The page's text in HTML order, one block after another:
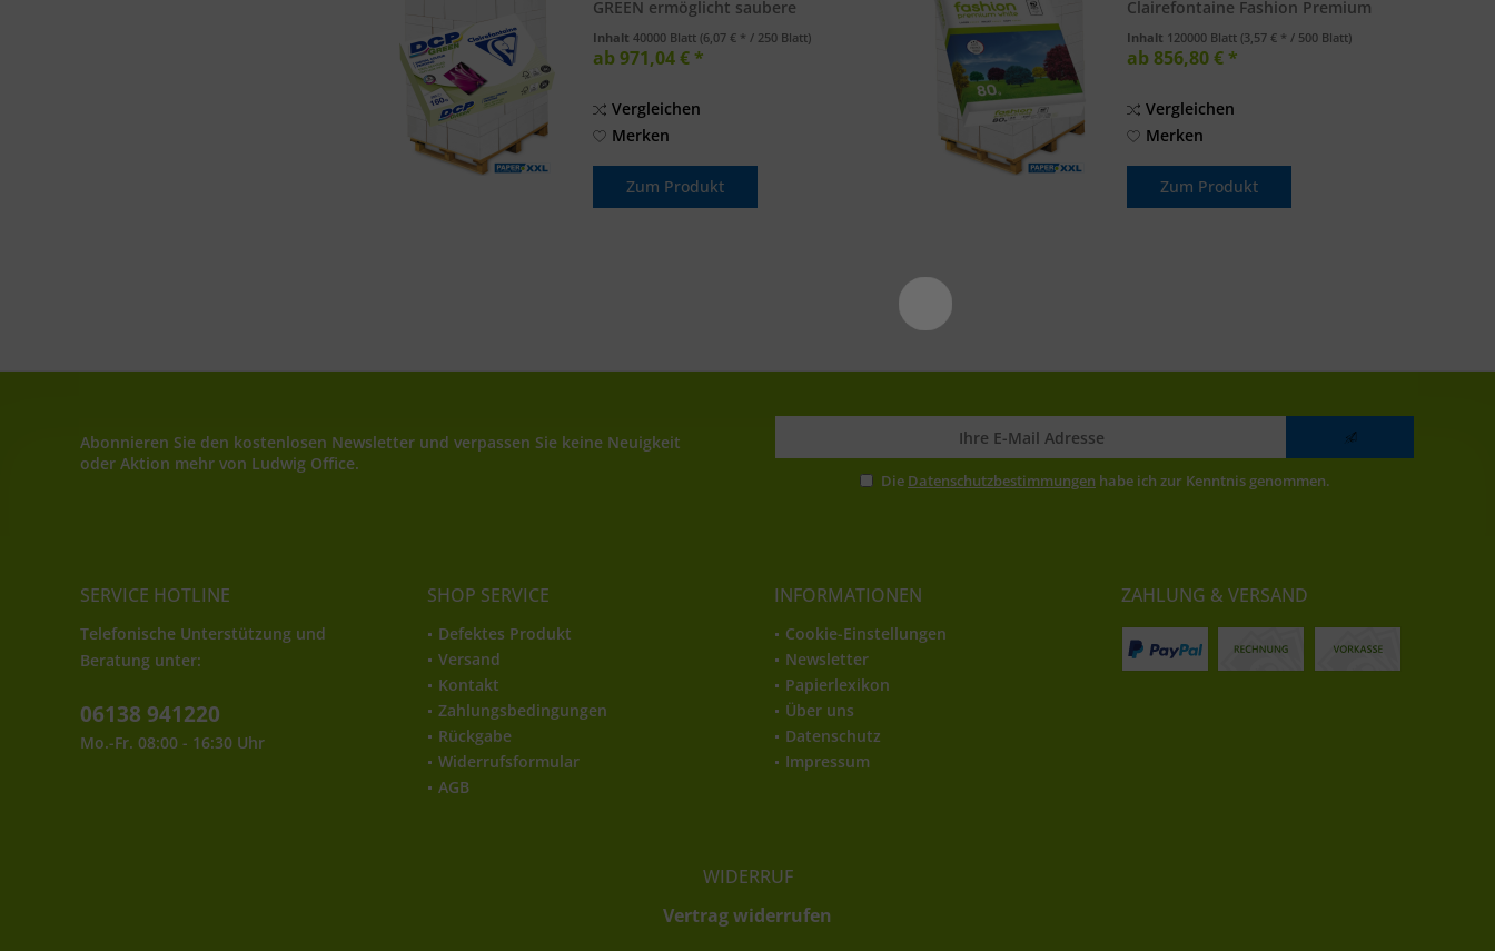
GREEN ermöglicht saubere
außergewöhnlichen Glätte und
Planlage. Die hohe Weisse und die
Inhalt40000 Blatt (6,07 € * / 250 Blatt)
ab 971,04 € *
Vergleichen
Merken
Zum Produkt
Clairefontaine Fashion Premium
mit ausgezeichneter Weiße. Es ist
ein holzfreies, hochweißes
Inhalt 120000 Blatt (3,57 € * / 500 Blatt)
ab 856,80 € *
Vergleichen
Merken
Zum Produkt
Abonnieren Sie den kostenlosen Newsletter und verpassen Sie keine Neuigkeit
oder Aktion mehr von Ludwig Office.
Die Datenschutzbestimmungen habe ich zur Kenntnis genommen.
SERVICE HOTLINE
Telefonische Unterstützung und
Beratung unter:
06138 941220
Mo.-Fr. 08:00 - 16:30 Uhr
SHOP SERVICE
Defektes Produkt
Versand
Kontakt
Zahlungsbedingungen
Rückgabe
Widerrufsformular
AGB
INFORMATIONEN
Cookie-Einstellungen
Newsletter
Papierlexikon
Über uns
Datenschutz
Impressum
ZAHLUNG & VERSAND
WIDERRUF
Vertrag widerrufen